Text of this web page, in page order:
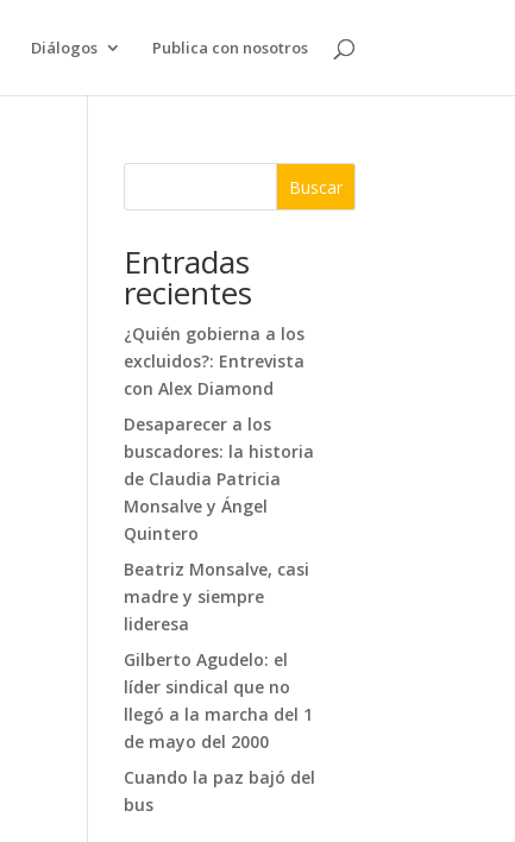
Diálogos Publica con nosotros
Buscar
Entradas
recientes
¿Quién gobierna a los
excluidos?: Entrevista
con Alex Diamond
Desaparecer a los
buscadores: la historia
de Claudia Patricia
Monsalve y Ángel
Quintero
Beatriz Monsalve, casi
madre y siempre
lideresa
Gilberto Agudelo: el
líder sindical que no
llegó a la marcha del 1
de mayo del 2000
Cuando la paz bajó del
bus